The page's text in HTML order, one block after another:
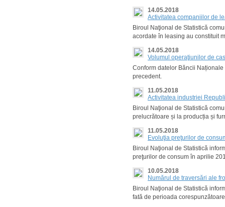
14.05.2018
Activitatea companiilor de
Biroul Naţional de Statistică
acordate în leasing au constituit
14.05.2018
Volumul operaţiunilor de
Conform datelor Băncii
precedent.
11.05.2018
Activitatea industriei
Biroul Naţional de Statistică
prelucrătoare și la producția și
11.05.2018
Evoluţia preţurilor de
Biroul Naţional de Statistică
preţurilor de consum în aprilie
10.05.2018
Numărul de traversări ale
Biroul Naţional de Statistică
fată de perioada